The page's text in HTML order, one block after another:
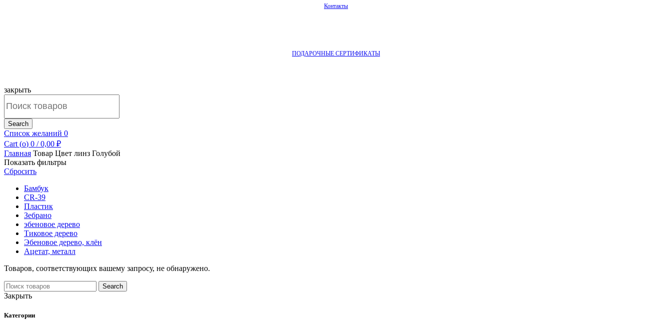
Контакты
ПОДАРОЧНЫЕ СЕРТИФИКАТЫ
закрыть
for:
Search
Список желаний 0
Cart (o) 0 / 0,00 ₽
Главная Товар Цвет линз Голубой
Показать фильтры
Сбросить
Бамбук
CR-39
Пластик
Зебрано
эбеновое дерево
Тиковое дерево
Эбеновое дерево, клён
Ацетат, металл
Товаров, соответствующих вашему запросу, не обнаружено.
Search
for:
Search
Закрыть
Категории